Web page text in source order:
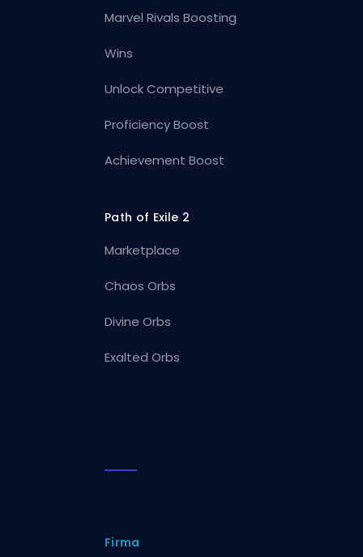
Marvel Rivals Boosting
Wins
Unlock Competitive
Proficiency Boost
Achievement Boost
Path of Exile 2
Marketplace
Chaos Orbs
Divine Orbs
Exalted Orbs
Firma